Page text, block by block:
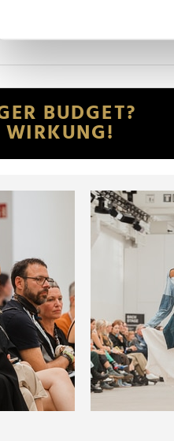
Erfahren Sie mehr
Wir verwenden Cookies, um
Website an unsere Partner
möglicherweise mit
der Dienste gesammelt